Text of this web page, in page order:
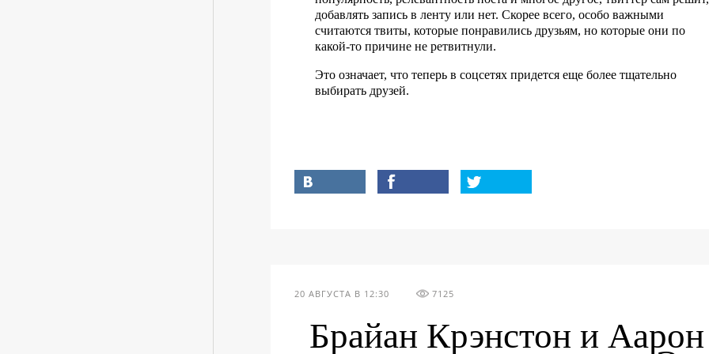
добавлять запись в ленту или нет. Скорее всего, особо важными
считаются твиты, которые понравились друзьям, но которые они по
какой-то причине не ретвитнули.
Это означает, что теперь в соцсетях придется еще более тщательно
выбирать друзей.
20 АВГУСТА В 12:30 7125
Брайан Крэнстон и